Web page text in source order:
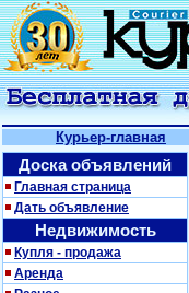
Курьер-главная
Доска объявлений
Главная страница
Дать объявление
Недвижимость
Купля - продажа
Аренда